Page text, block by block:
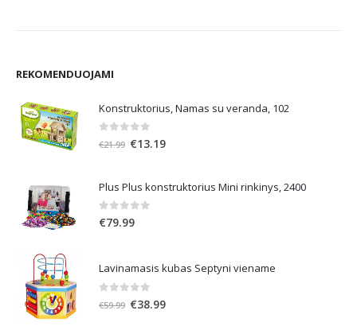
REKOMENDUOJAMI
Konstruktorius, Namas su veranda, 102
out of 5
€21.99 Original
€21.99.
€13.19Current
€13.19.
Plus Plus konstruktorius Mini rinkinys, 2400
0out of 5
€79.99
Lavinamasis kubas Septyni viename
out of 5
€59.99 Original
€38.99Current